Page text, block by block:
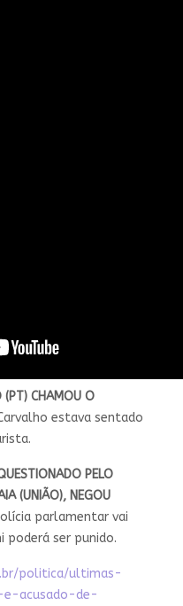
(PT) CHAMOU O
estava sentado
PELO
(UNIÃO), NEGOU
parlamentar vai
poderá ser punido.
politica/ultimas-
e-acusado-de-